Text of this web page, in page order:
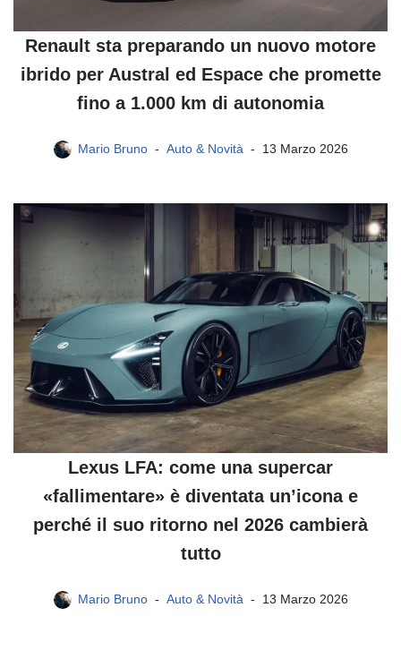
Renault sta preparando un nuovo motore
ibrido per Austral ed Espace che promette
fino a 1.000 km di autonomia
Mario Bruno Auto & Novità 13 Marzo 2026
Lexus LFA: come una supercar
«fallimentare» è diventata un’icona e
perché il suo ritorno nel 2026 cambierà
tutto
Mario Bruno Auto & Novità 13 Marzo 2026